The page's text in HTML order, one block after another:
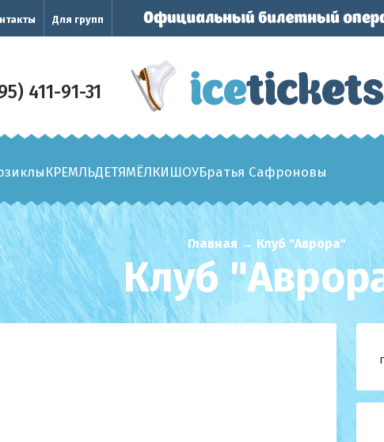
Для групп
411-91-31
КРЕМЛЬДЕТЯМЁЛКИШОУБратья Сафроновы
Главная → Клуб "Аврора"
Клуб